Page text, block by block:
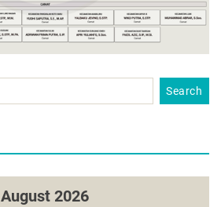
August 2026